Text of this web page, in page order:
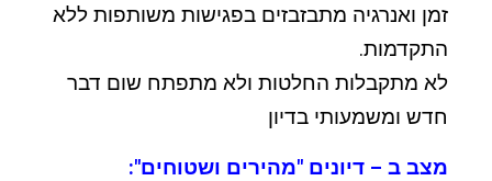
זמן ואנרגיה מתבזבזים בפגישות משותפות ללא
התקדמות.
לא מתקבלות החלטות ולא מתפתח שום דבר
חדש ומשמעותי בדיון
מצב ב – דיונים "מהירים ושטוחים":